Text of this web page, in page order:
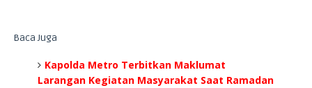
Baca Juga
Kapolda Metro Terbitkan Maklumat
Larangan Kegiatan Masyarakat Saat Ramadan